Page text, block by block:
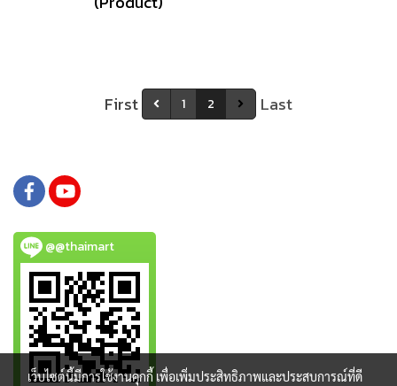
First 1 2 Last
@@thaimart
เว็บไซต์นี้มีการใช้งานคุกกี้ เพื่อเพิ่มประสิทธิภาพและประสบการณ์ที่ดี